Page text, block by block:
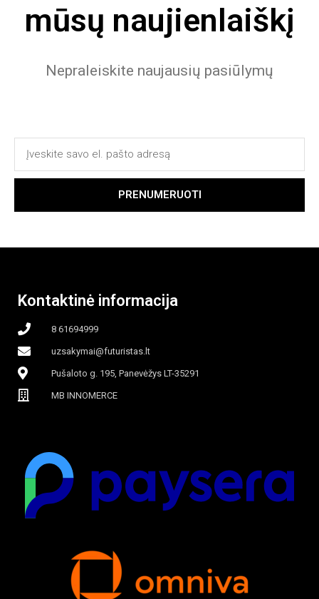
mūsų naujienlaiškį
Nepraleiskite naujausių pasiūlymų
PRENUMERUOTI
Kontaktinė informacija
8 61694999
uzsakymai@futuristas.lt
Pušaloto g. 195, Panevėžys LT-35291
MB INNOMERCE